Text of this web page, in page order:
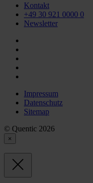
Kontakt
+49 30 921 0000 0
Newsletter
Impressum
Datenschutz
Sitemap
© Quentic 2026
×